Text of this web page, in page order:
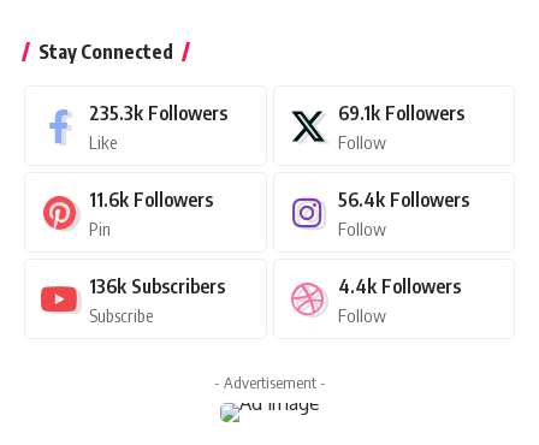
Stay Connected
235.3k Followers
Like
69.1k Followers
Follow
11.6k Followers
Pin
56.4k Followers
Follow
136k Subscribers
Subscribe
4.4k Followers
Follow
- Advertisement -